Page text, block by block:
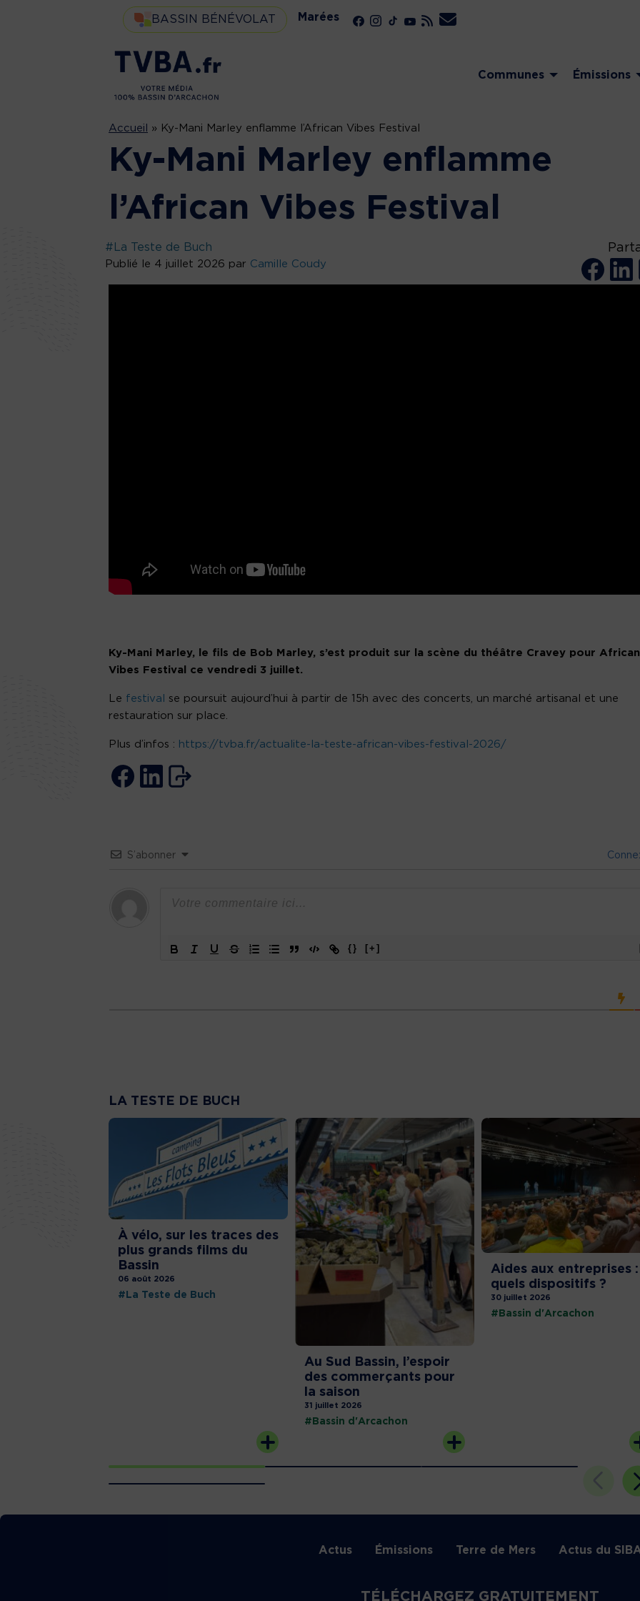
BASSIN BÉNÉVOLAT Marées
Communes Émissions
Accueil » Ky-Mani Marley enflamme l’African Vibes Festival
Ky-Mani Marley enflamme
l’African Vibes Festival
#La Teste de Buch
Publié le 4 juillet 2026 par Camille Coudy
Ky-Mani Marley, le fils de Bob Marley, s’est produit sur la scène du théâtre Cravey pour African
Vibes Festival ce vendredi 3 juillet.
Le festival
se poursuit aujourd’hui à partir de 15h avec des concerts, un marché artisanal et une
restauration sur place.
Plus d’infos : https://tvba.fr/actualite-la-teste-african-vibes-festival-2026/
S’abonner
{} [+]
LA TESTE DE BUCH
À vélo, sur les traces des
plus grands films du
Bassin
06 août 2026
#La Teste de Buch
Au Sud Bassin, l’espoir
des commerçants pour
la saison
31 juillet 2026
#Bassin d'Arcachon
Aides aux entreprises :
quels dispositifs ?
30 juillet 2026
#Bassin d'Arcachon
Actus Émissions Terre de Mers Actus du
TÉLÉCHARGEZ GRATUITEMENT